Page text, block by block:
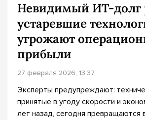
Невидимый ИТ-долг
устаревшие
угрожают
прибыли
27 февраля 2026, 13:37
Эксперты предупреждают:
принятые в угоду скорости и
лет назад, сегодня превращаются